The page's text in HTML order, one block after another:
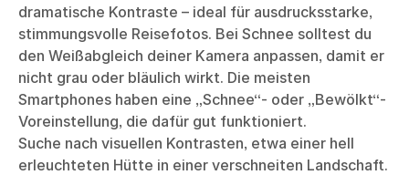
dramatische Kontraste – ideal für ausdrucksstarke,
stimmungsvolle Reisefotos. Bei Schnee solltest du
den Weißabgleich deiner Kamera anpassen, damit er
nicht grau oder bläulich wirkt. Die meisten
Smartphones haben eine „Schnee“- oder „Bewölkt“-
Voreinstellung, die dafür gut funktioniert.
Suche nach visuellen Kontrasten, etwa einer hell
erleuchteten Hütte in einer verschneiten Landschaft.